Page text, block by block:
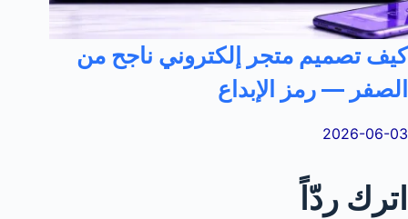
كيف تصميم متجر إلكتروني ناجح من
الصفر — رمز الإبداع
2026-06-03
اترك ردّاً